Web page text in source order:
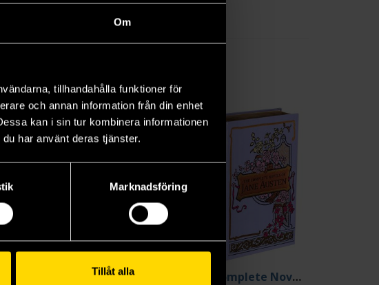
Om
tillhandahålla funktioner för
och annan information från din enhet
kan i sin tur kombinera informationen
har använt deras tjänster.
Marknadsföring
Tillåt alla The Complete Novels of Jane Austen